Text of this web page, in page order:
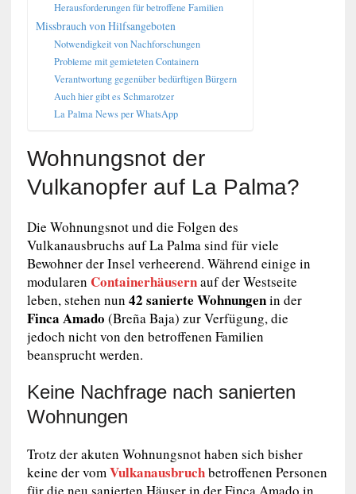
Herausforderungen für betroffene Familien
Missbrauch von Hilfsangeboten
Notwendigkeit von Nachforschungen
Probleme mit gemieteten Containern
Verantwortung gegenüber bedürftigen Bürgern
Auch hier gibt es Schmarotzer
La Palma News per WhatsApp
Wohnungsnot der
Vulkanopfer auf La Palma?
Die Wohnungsnot und die Folgen des
Vulkanausbruchs auf La Palma sind für viele
Bewohner der Insel verheerend. Während einige in
modularen Containerhäusernauf der Westseite
leben, stehen nun 42 sanierte Wohnungenin der
Finca Amado (Breña Baja) zur Verfügung, die
jedoch nicht von den betroffenen Familien
beansprucht werden.
Keine Nachfrage nach sanierten
Wohnungen
Trotz der akuten Wohnungsnot haben sich bisher
keine der vomVulkanausbruchbetroffenen Personen